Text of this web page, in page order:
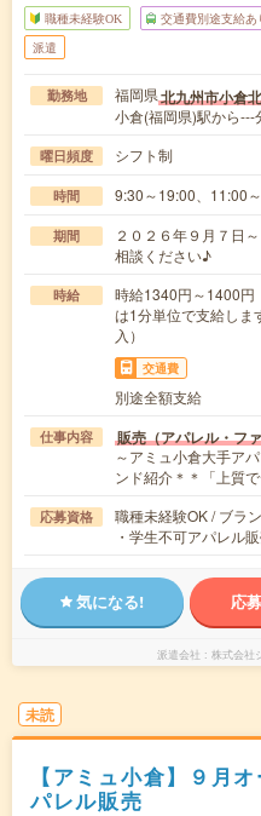
職種未経験OK 交通費別途支給あ
派遣
勤務地 福岡県北九州市小倉
小倉(福岡県)駅から---
曜日頻度 シフト制
時間 9:30～19:00、11:00
期間
２０２６年９月７日
相談ください♪
時給
時給1340円～1400
は1分単位で支給しま
入）
交通費
別途全額支給
仕事内容 販売（アパレル・フ
～アミュ小倉大手ア
ンド紹介＊＊「上質
応募資格
職種未経験OK / ブラ
・学生不可アパレル
気になる! 応
派遣会社 株式会社
未読
【アミュ小倉】９月
パレル販売